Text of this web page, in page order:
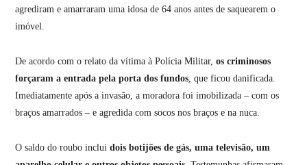
agrediram e amarraram uma idosa de 64 anos antes de saquearem o
imóvel.
De acordo com o relato da vítima à Polícia Militar, os criminosos
forçaram a entrada pela porta dos fundos, que ficou danificada.
Imediatamente após a invasão, a moradora foi imobilizada – com os
braços amarrados – e agredida com socos nos braços e na nuca.
O saldo do roubo inclui dois botijões de gás, uma televisão, um